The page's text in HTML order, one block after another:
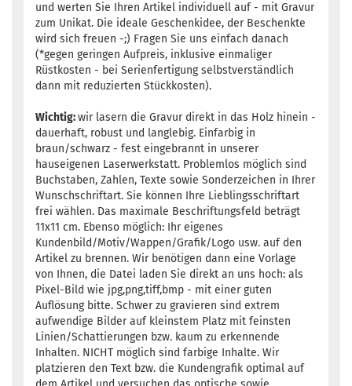
und werten Sie Ihren Artikel individuell auf - mit Gravur
zum Unikat. Die ideale Geschenkidee, der Beschenkte
wird sich freuen -;) Fragen Sie uns einfach danach
(*gegen geringen Aufpreis, inklusive einmaliger
Rüstkosten - bei Serienfertigung selbstverständlich
dann mit reduzierten Stückkosten).
Wichtig:wir lasern die Gravur direkt in das Holz hinein -
dauerhaft, robust und langlebig. Einfarbig in
braun/schwarz - fest eingebrannt in unserer
hauseigenen Laserwerkstatt. Problemlos möglich sind
Buchstaben, Zahlen, Texte sowie Sonderzeichen in Ihrer
Wunschschriftart. Sie können Ihre Lieblingsschriftart
frei wählen. Das maximale Beschriftungsfeld beträgt
11x11 cm. Ebenso möglich: Ihr eigenes
Kundenbild/Motiv/Wappen/Grafik/Logo usw. auf den
Artikel zu brennen. Wir benötigen dann eine Vorlage
von Ihnen, die Datei laden Sie direkt an uns hoch: als
Pixel-Bild wie jpg,png,tiff,bmp - mit einer guten
Auflösung bitte. Schwer zu gravieren sind extrem
aufwendige Bilder auf kleinstem Platz mit feinsten
Linien/Schattierungen bzw. kaum zu erkennende
Inhalten. NICHT möglich sind farbige Inhalte. Wir
platzieren den Text bzw. die Kundengrafik optimal auf